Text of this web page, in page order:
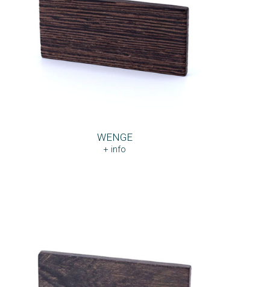
WENGE
+ info